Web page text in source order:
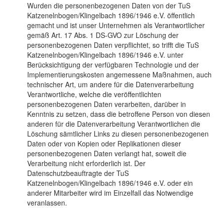
Wurden die personenbezogenen Daten von der TuS
Katzenelnbogen/Klingelbach 1896/1946 e.V. öffentlich
gemacht und ist unser Unternehmen als Verantwortlicher
gemäß Art. 17 Abs. 1 DS-GVO zur Löschung der
personenbezogenen Daten verpflichtet, so trifft die TuS
Katzenelnbogen/Klingelbach 1896/1946 e.V. unter
Berücksichtigung der verfügbaren Technologie und der
Implementierungskosten angemessene Maßnahmen, auch
technischer Art, um andere für die Datenverarbeitung
Verantwortliche, welche die veröffentlichten
personenbezogenen Daten verarbeiten, darüber in
Kenntnis zu setzen, dass die betroffene Person von diesen
anderen für die Datenverarbeitung Verantwortlichen die
Löschung sämtlicher Links zu diesen personenbezogenen
Daten oder von Kopien oder Replikationen dieser
personenbezogenen Daten verlangt hat, soweit die
Verarbeitung nicht erforderlich ist. Der
Datenschutzbeauftragte der TuS
Katzenelnbogen/Klingelbach 1896/1946 e.V. oder ein
anderer Mitarbeiter wird im Einzelfall das Notwendige
veranlassen.